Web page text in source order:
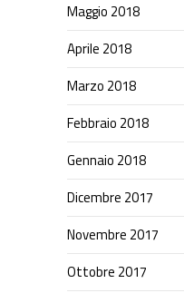
Maggio 2018
Aprile 2018
Marzo 2018
Febbraio 2018
Gennaio 2018
Dicembre 2017
Novembre 2017
Ottobre 2017